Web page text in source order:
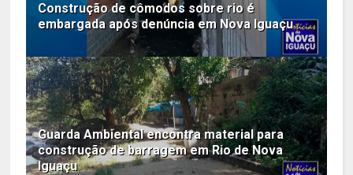
Construção de cômodos sobre rio é
embargada após denúncia em Nova Iguaçu
Guarda Ambiental encontra material para
construção de barragem em Rio de Nova
Iguaçu